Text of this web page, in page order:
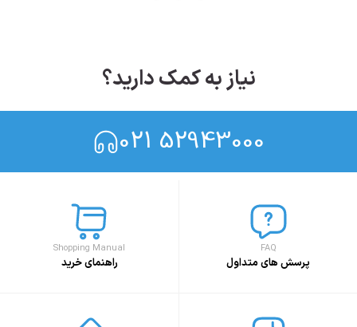
نیاز به کمک دارید؟
021 52943000
FAQ
پرسش های متداول
Shopping Manual
راهنمای خرید